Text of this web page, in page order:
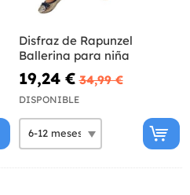
Disfraz de Rapunzel
Ballerina para niña
19,24 € 34,99 €
DISPONIBLE